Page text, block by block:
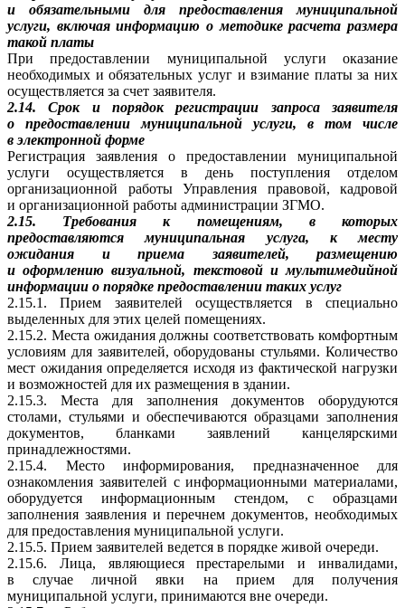
и обязательными для предоставления муниципальной
услуги, включая информацию о методике расчета размера
такой платы
При предоставлении муниципальной услуги оказание
необходимых и обязательных услуг и взимание платы за них
осуществляется за счет заявителя.
2.14. Срок и порядок регистрации запроса заявителя
о предоставлении муниципальной услуги, в том числе
в электронной форме
Регистрация заявления о предоставлении муниципальной
услуги осуществляется в день поступления отделом
организационной работы Управления правовой, кадровой
и организационной работы администрации ЗГМО.
2.15. Требования к помещениям, в которых
предоставляются муниципальная услуга, к месту
ожидания и приема заявителей, размещению
и оформлению визуальной, текстовой и мультимедийной
информации о порядке предоставлении таких услуг
2.15.1. Прием заявителей осуществляется в специально
выделенных для этих целей помещениях.
2.15.2. Места ожидания должны соответствовать комфортным
условиям для заявителей, оборудованы стульями. Количество
мест ожидания определяется исходя из фактической нагрузки
и возможностей для их размещения в здании.
2.15.3. Места для заполнения документов оборудуются
столами, стульями и обеспечиваются образцами заполнения
документов, бланками заявлений канцелярскими
принадлежностями.
2.15.4. Место информирования, предназначенное для
ознакомления заявителей с информационными материалами,
оборудуется информационным стендом, с образцами
заполнения заявления и перечнем документов, необходимых
для предоставления муниципальной услуги.
2.15.5. Прием заявителей ведется в порядке живой очереди.
2.15.6. Лица, являющиеся престарелыми и инвалидами,
в случае личной явки на прием для получения
муниципальной услуги, принимаются вне очереди.